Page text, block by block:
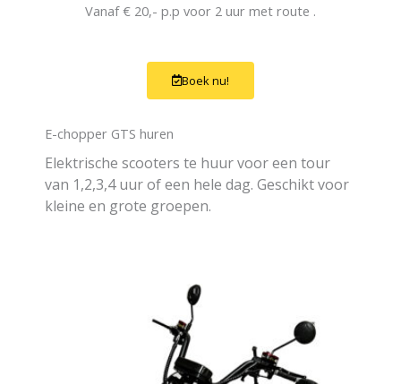
Vanaf € 20,- p.p voor 2 uur met route .
Boek nu!
E-chopper GTS huren
Elektrische scooters te huur voor een tour
van 1,2,3,4 uur of een hele dag. Geschikt voor
kleine en grote groepen.